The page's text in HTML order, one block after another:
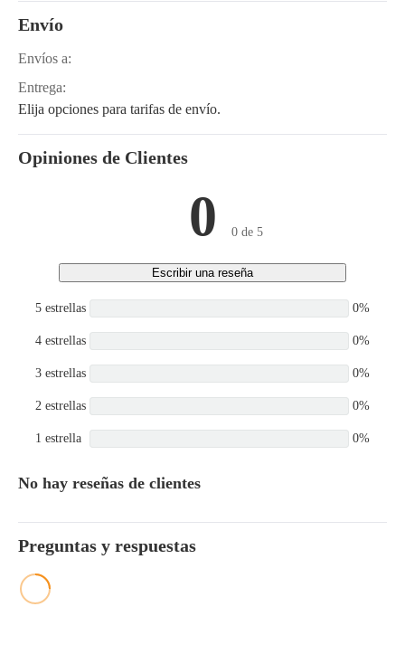
Envío
Envíos a:
Entrega:
Elija opciones para tarifas de envío.
Opiniones de Clientes
0 0 de 5
Escribir una reseña
5 estrellas 0%
4 estrellas 0%
3 estrellas 0%
2 estrellas 0%
1 estrella 0%
No hay reseñas de clientes
Preguntas y respuestas